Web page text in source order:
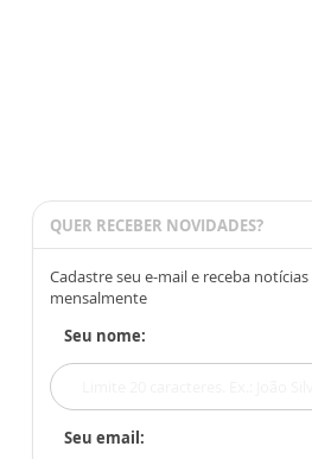
QUER RECEBER NOVIDADES?
Cadastre seu e-mail e receba notícias
mensalmente
Seu nome:
Seu email: